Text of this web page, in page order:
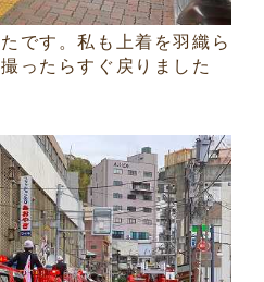
です。私も上着を羽織ら
ったらすぐ戻りました